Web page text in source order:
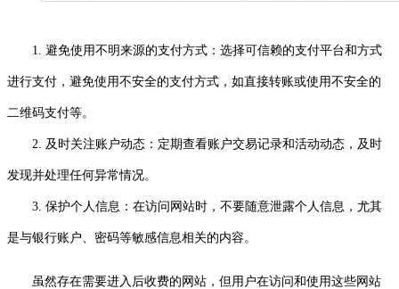
1. 避免使用不明来源的支付方式：选择可信赖的支付平台和方式
进行支付，避免使用不安全的支付方式，如直接转账或使用不安全的
二维码支付等。
2. 及时关注账户动态：定期查看账户交易记录和活动动态，及时
发现并处理任何异常情况。
3. 保护个人信息：在访问网站时，不要随意泄露个人信息，尤其
是与银行账户、密码等敏感信息相关的内容。
虽然存在需要进入后收费的网站，但用户在访问和使用这些网站